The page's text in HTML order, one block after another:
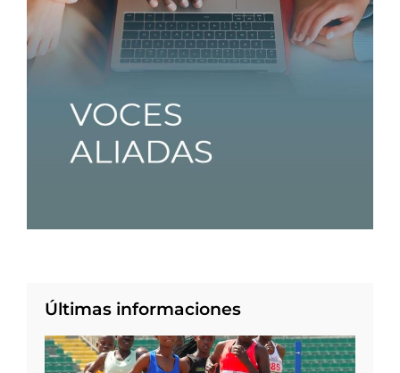
Últimas informaciones